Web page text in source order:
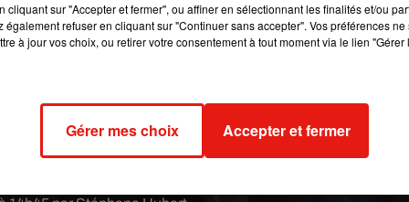
de rupture amicale :l’argent.
était grande entre deux personnes, plus il leur serait
ensemble pour des amis qui n’auraient pas les
naturellement etsans que les amis ne s’en rendent vraiment
pas que les moins fortunés ne se sentent gênés, alors que
budget.
cliquant sur "Accepter et fermer", ou affiner en sélectionnant les finalités et/ou
également refuser en cliquant sur "Continuer sans accepter". Vos préférences
à jour vos choix, ou retirer votre consentement à tout moment via le lien
Gérer mes choix Accepter et fermer